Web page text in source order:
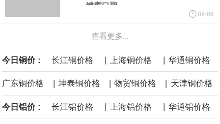
商品期货收盘，黄金连续涨3.44%，焦炭连续涨2.72%，铁矿石连续
涨2.64%，镍连续跌2.62%，白银连续涨2.61%。
沙特下调了对亚洲的主要原油价格，与此同时，各方正就一项旨在
缓解霍尔木兹海峡航运压力的协议进行谈判。尽管胡塞武装的威胁
键窗口期
08-06
查看更多...
今日铜价 : 长江铜价格 | 上海铜价格 | 华通铜价格
广东铜价格 | 坤泰铜价格 | 物贸铜价格 | 天津铜价格
今日铝价 : 长江铝价格 上海铝价格 华通铝价格